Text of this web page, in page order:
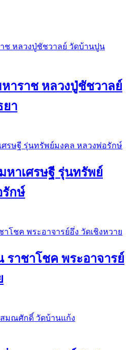
าราช หลวงปู่ชัชวาลย์
ยา
หาเศรษฐี รุ่นทรัพย์
รักษ์
ราชาโชค พระอาจารย์